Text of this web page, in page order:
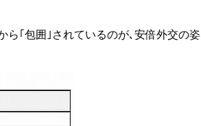
ら｢包囲｣されているのが､安倍外交の姿